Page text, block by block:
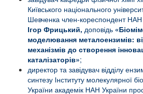
Київського національного
Шевченка член-кореспондент
Ігор Фрицький, доповідь «
моделювання металоензимів:
механізмів до створення
каталізаторів»;
директор та завідувач відділу
синтезу Інституту молекулярної
України академік НАН України